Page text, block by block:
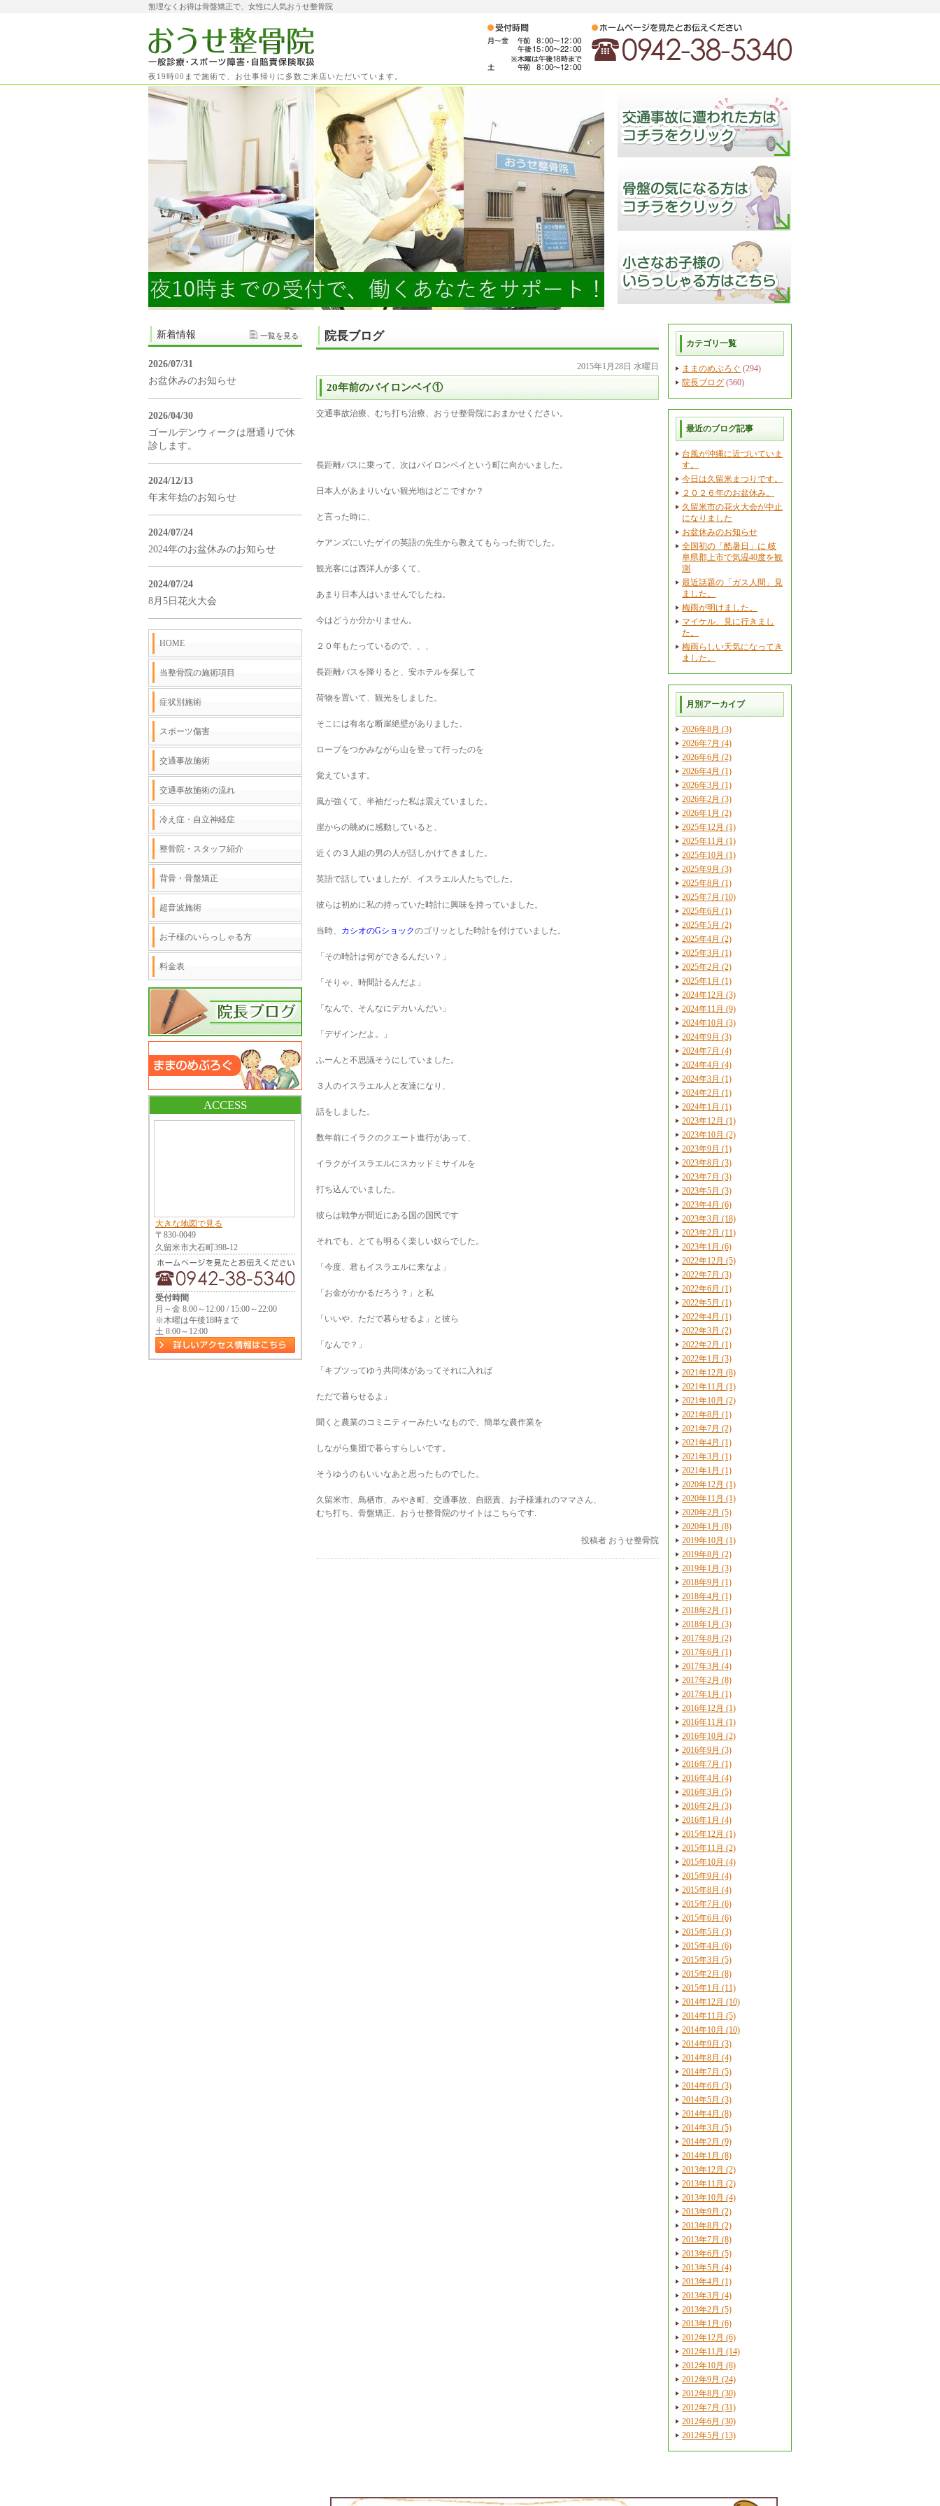
無理なくお得は骨盤矯正で、女性に人気おうせ整骨院
夜19時00まで施術で、お仕事帰りに多数ご来店いただいています。
院長ブログ
2015年1月28日 水曜日
20年前のバイロンベイ①
交通事故治療、むち打ち治療、おうせ整骨院におまかせください。
長距離バスに乗って、次はバイロンベイという町に向かいました。
日本人があまりいない観光地はどこですか？
と言った時に、
ケアンズにいたゲイの英語の先生から教えてもらった街でした。
観光客には西洋人が多くて、
あまり日本人はいませんでしたね。
今はどうか分かりません。
２０年もたっているので、、、
長距離バスを降りると、安ホテルを探して
荷物を置いて、観光をしました。
そこには有名な断崖絶壁がありました。
ロープをつかみながら山を登って行ったのを
覚えています。
風が強くて、半袖だった私は震えていました。
崖からの眺めに感動していると、
近くの３人組の男の人が話しかけてきました。
英語で話していましたが、イスラエル人たちでした。
彼らは初めに私の持っていた時計に興味を持っていました。
当時、 カシオのGショックのゴリッとした時計を付けていました。
「その時計は何ができるんだい？」
「そりゃ、時間計るんだよ」
「なんで、そんなにデカいんだい」
「デザインだよ。」
ふーんと不思議そうにしていました。
３人のイスラエル人と友達になり、
話をしました。
数年前にイラクのクエート進行があって、
イラクがイスラエルにスカッドミサイルを
打ち込んでいました。
彼らは戦争が間近にある国の国民です
それでも、とても明るく楽しい奴らでした。
「今度、君もイスラエルに来なよ」
「お金がかかるだろう？」と私
「いいや、ただで暮らせるよ」と彼ら
「なんで？」
「キブツってゆう共同体があってそれに入れば
ただで暮らせるよ」
聞くと農業のコミニティーみたいなもので、簡単な農作業を
しながら集団で暮らすらしいです。
そうゆうのもいいなあと思ったものでした。
久留米市、鳥栖市、みやき町、交通事故、自賠責、お子様連れのママさん、
むち打ち、骨盤矯正、おうせ整骨院のサイトはこちらです.
投稿者 おうせ整骨院
カテゴリ一覧
ままのめぶろぐ (294)
院長ブログ (560)
最近のブログ記事
台風が沖縄に近づいていま
す。
今日は久留米まつりです。
２０２６年のお盆休み。
久留米市の花火大会が中止
になりました
お盆休みのお知らせ
全国初の「酷暑日」に 岐
阜県郡上市で気温40度を観
測
最近話題の「ガス人間」見
ました。
梅雨が明けました。
マイケル、見に行きまし
た。
梅雨らしい天気になってき
ました。
月別アーカイブ
2026年8月 (3)
2026年7月 (4)
2026年6月 (2)
2026年4月 (1)
2026年3月 (1)
2026年2月 (3)
2026年1月 (2)
2025年12月 (1)
2025年11月 (1)
2025年10月 (1)
2025年9月 (3)
2025年8月 (1)
2025年7月 (10)
2025年6月 (1)
2025年5月 (2)
2025年4月 (2)
2025年3月 (1)
2025年2月 (2)
2025年1月 (1)
2024年12月 (3)
2024年11月 (9)
2024年10月 (3)
2024年9月 (3)
2024年7月 (4)
2024年4月 (4)
2024年3月 (1)
2024年2月 (1)
2024年1月 (1)
2023年12月 (1)
2023年10月 (2)
2023年9月 (1)
2023年8月 (3)
2023年7月 (3)
2023年5月 (3)
2023年4月 (6)
2023年3月 (18)
2023年2月 (11)
2023年1月 (6)
2022年12月 (5)
2022年7月 (3)
2022年6月 (1)
2022年5月 (1)
2022年4月 (1)
2022年3月 (2)
2022年2月 (1)
2022年1月 (3)
2021年12月 (8)
2021年11月 (1)
2021年10月 (2)
2021年8月 (1)
2021年7月 (2)
2021年4月 (1)
2021年3月 (1)
2021年1月 (1)
2020年12月 (1)
2020年11月 (1)
2020年2月 (5)
2020年1月 (8)
2019年10月 (1)
2019年8月 (2)
2019年1月 (3)
2018年9月 (1)
2018年4月 (1)
2018年2月 (1)
2018年1月 (3)
2017年8月 (2)
2017年6月 (1)
2017年3月 (4)
2017年2月 (8)
2017年1月 (1)
2016年12月 (1)
2016年11月 (1)
2016年10月 (2)
2016年9月 (3)
2016年7月 (1)
2016年4月 (4)
2016年3月 (5)
2016年2月 (3)
2016年1月 (4)
2015年12月 (1)
2015年11月 (2)
2015年10月 (4)
2015年9月 (4)
2015年8月 (4)
2015年7月 (6)
2015年6月 (6)
2015年5月 (3)
2015年4月 (6)
2015年3月 (5)
2015年2月 (8)
2015年1月 (11)
2014年12月 (10)
2014年11月 (5)
2014年10月 (10)
2014年9月 (3)
2014年8月 (4)
2014年7月 (5)
2014年6月 (3)
2014年5月 (3)
2014年4月 (8)
2014年3月 (5)
2014年2月 (9)
2014年1月 (8)
2013年12月 (2)
2013年11月 (2)
2013年10月 (4)
2013年9月 (2)
2013年8月 (2)
2013年7月 (8)
2013年6月 (5)
2013年5月 (4)
2013年4月 (1)
2013年3月 (4)
2013年2月 (5)
2013年1月 (6)
2012年12月 (6)
2012年11月 (14)
2012年10月 (8)
2012年9月 (24)
2012年8月 (30)
2012年7月 (31)
2012年6月 (30)
2012年5月 (13)
新着情報 一覧を見る
2026/07/31
お盆休みのお知らせ
2026/04/30
ゴールデンウィークは暦通りで休
診します。
2024/12/13
年末年始のお知らせ
2024/07/24
2024年のお盆休みのお知らせ
2024/07/24
8月5日花火大会
HOME
当整骨院の施術項目
症状別施術
スポーツ傷害
交通事故施術
交通事故施術の流れ
冷え症・自立神経症
整骨院・スタッフ紹介
背骨・骨盤矯正
超音波施術
お子様のいらっしゃる方
料金表
ACCESS
大きな地図で見る
〒830-0049
久留米市大石町398-12
受付時間
月～金 8:00～12:00 / 15:00～22:00
※木曜は午後18時まで
土 8:00～12:00